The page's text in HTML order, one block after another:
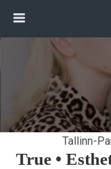
Tallinn-
True •